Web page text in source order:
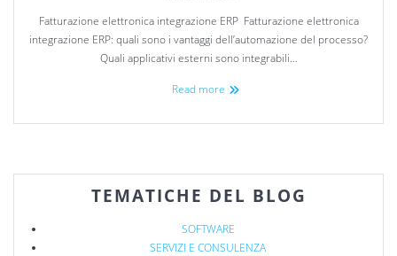
Fatturazione elettronica integrazione ERP Fatturazione elettronica
integrazione ERP: quali sono i vantaggi dell’automazione del processo?
Quali applicativi esterni sono integrabili…
Read more
TEMATICHE DEL BLOG
SOFTWARE
SERVIZI E CONSULENZA